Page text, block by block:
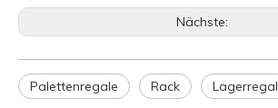
Nächste:
Palettenregale Rack Lagerregal